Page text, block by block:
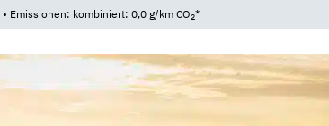
Emissionen: kombiniert: 0,0 g/km CO2*